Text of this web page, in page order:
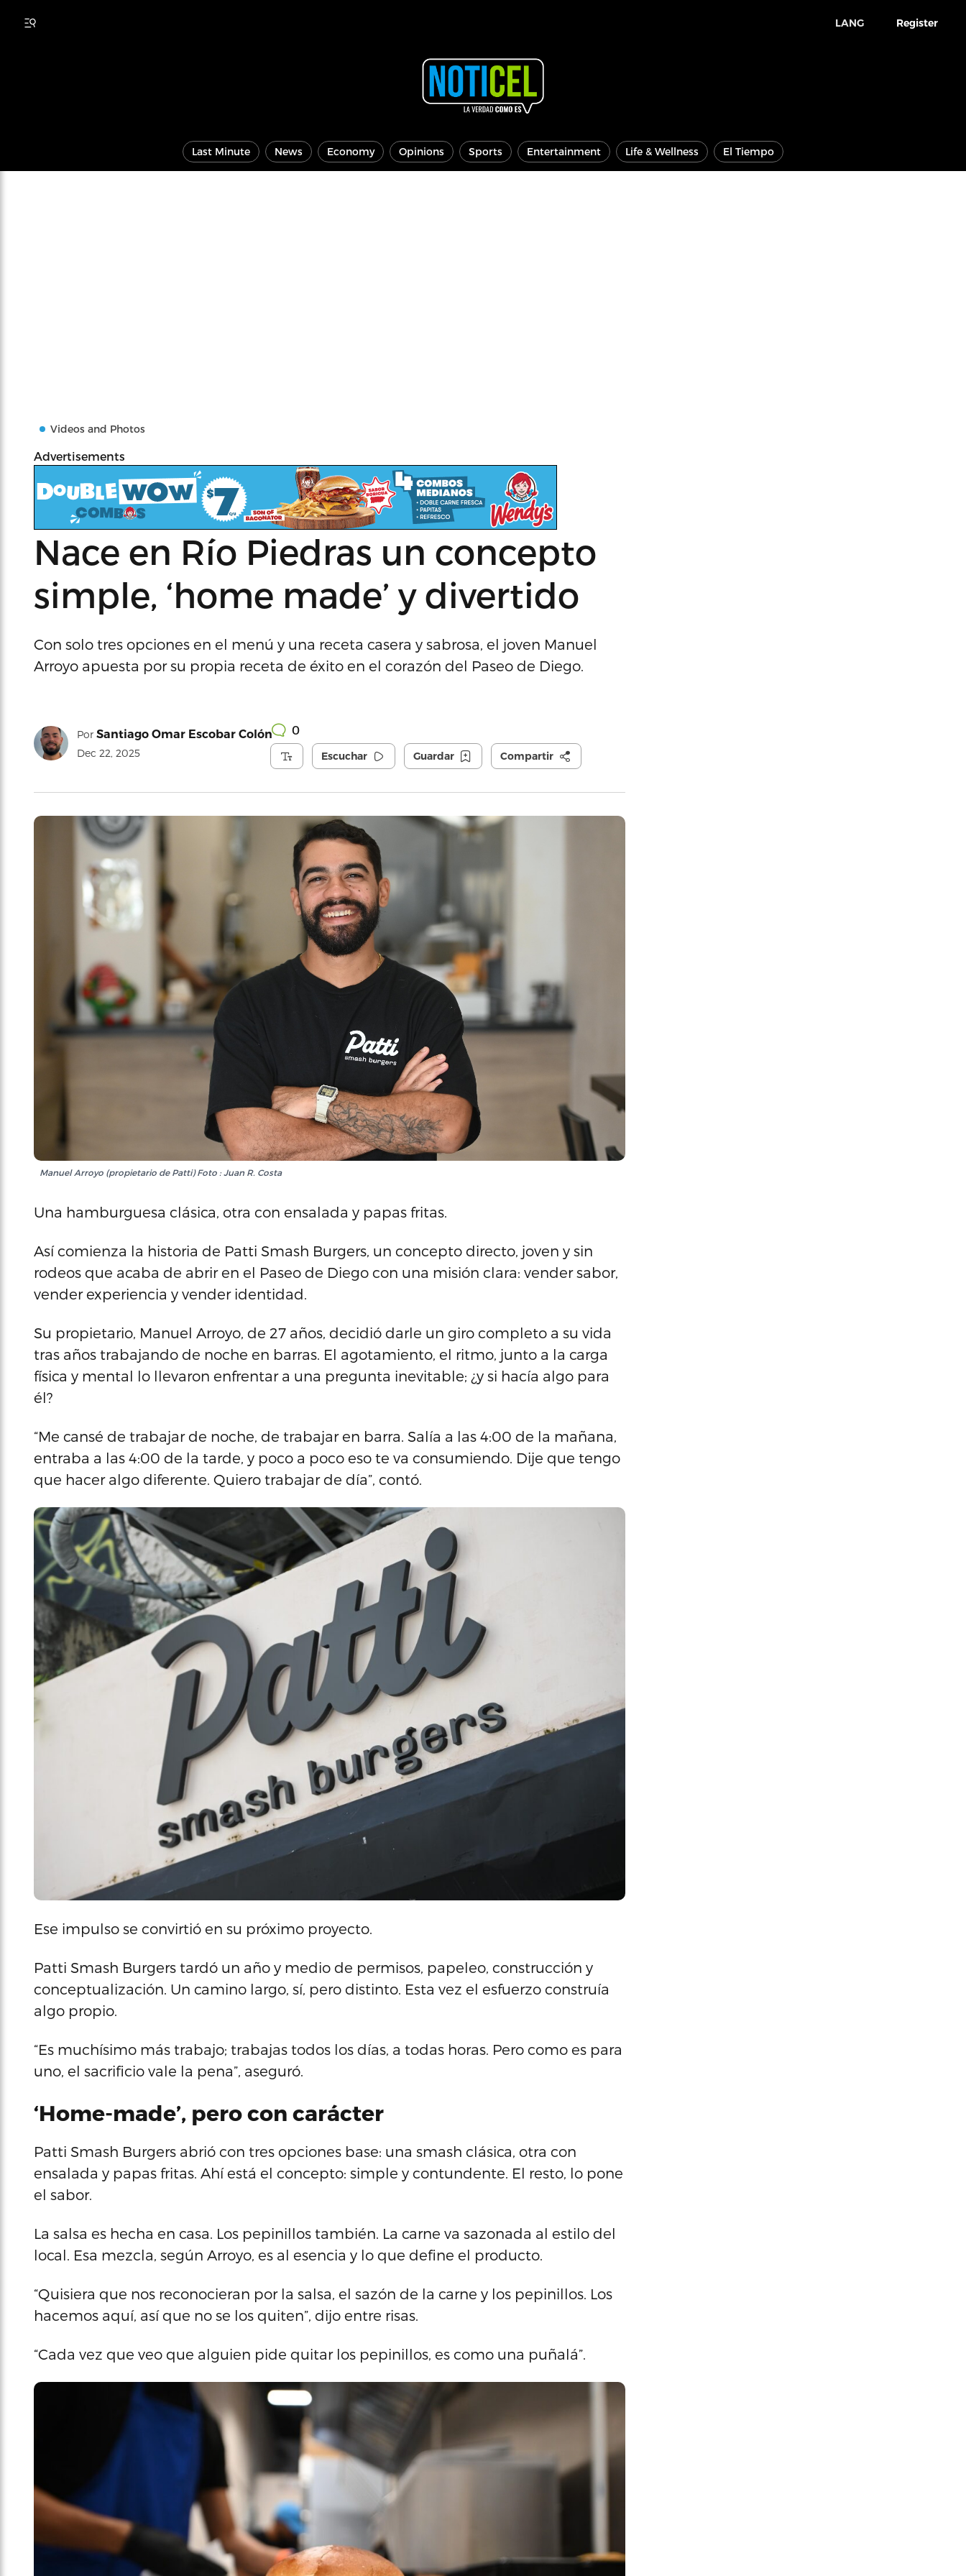
LANG Register
Last Minute News Economy Opinions Sports Entertainment Life & Wellness El Tiempo
Videos and Photos
Advertisements
Nace en Río Piedras un concepto
simple, ‘home made’ y divertido
Con solo tres opciones en el menú y una receta casera y sabrosa, el joven Manuel
Arroyo apuesta por su propia receta de éxito en el corazón del Paseo de Diego.
Por Santiago Omar Escobar Colón
Dec 22, 2025
0
Escuchar Guardar Compartir
Manuel Arroyo (propietario de Patti) Foto : Juan R. Costa
Una hamburguesa clásica, otra con ensalada y papas fritas.
Así comienza la historia de Patti Smash Burgers, un concepto directo, joven y sin
rodeos que acaba de abrir en el Paseo de Diego con una misión clara: vender sabor,
vender experiencia y vender identidad.
Su propietario, Manuel Arroyo, de 27 años, decidió darle un giro completo a su vida
tras años trabajando de noche en barras. El agotamiento, el ritmo, junto a la carga
física y mental lo llevaron enfrentar a una pregunta inevitable; ¿y si hacía algo para
él?
“Me cansé de trabajar de noche, de trabajar en barra. Salía a las 4:00 de la mañana,
entraba a las 4:00 de la tarde, y poco a poco eso te va consumiendo. Dije que tengo
que hacer algo diferente. Quiero trabajar de día”, contó.
Ese impulso se convirtió en su próximo proyecto.
Patti Smash Burgers tardó un año y medio de permisos, papeleo, construcción y
conceptualización. Un camino largo, sí, pero distinto. Esta vez el esfuerzo construía
algo propio.
“Es muchísimo más trabajo; trabajas todos los días, a todas horas. Pero como es para
uno, el sacrificio vale la pena”, aseguró.
‘Home-made’, pero con carácter
Patti Smash Burgers abrió con tres opciones base: una smash clásica, otra con
ensalada y papas fritas. Ahí está el concepto: simple y contundente. El resto, lo pone
el sabor.
La salsa es hecha en casa. Los pepinillos también. La carne va sazonada al estilo del
local. Esa mezcla, según Arroyo, es al esencia y lo que define el producto.
“Quisiera que nos reconocieran por la salsa, el sazón de la carne y los pepinillos. Los
hacemos aquí, así que no se los quiten”, dijo entre risas.
“Cada vez que veo que alguien pide quitar los pepinillos, es como una puñalá”.